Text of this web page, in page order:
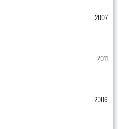
2007
2011
2006